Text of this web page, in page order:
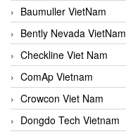
Baumuller VietNam
Bently Nevada VietNam
Checkline Viet Nam
ComAp Vietnam
Crowcon Viet Nam
Dongdo Tech Vietnam